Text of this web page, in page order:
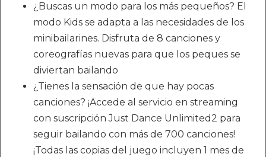
¿Buscas un modo para los más pequeños? El
modo Kids se adapta a las necesidades de los
minibailarines. Disfruta de 8 canciones y
coreografías nuevas para que los peques se
diviertan bailando
¿Tienes la sensación de que hay pocas
canciones? ¡Accede al servicio en streaming
con suscripción Just Dance Unlimited2 para
seguir bailando con más de 700 canciones!
¡Todas las copias del juego incluyen 1 mes de